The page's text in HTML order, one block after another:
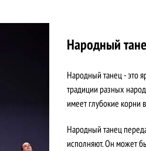
Народный
Народный танец - это
традиции разных
имеет глубокие корни
Народный танец
исполняют. Он может